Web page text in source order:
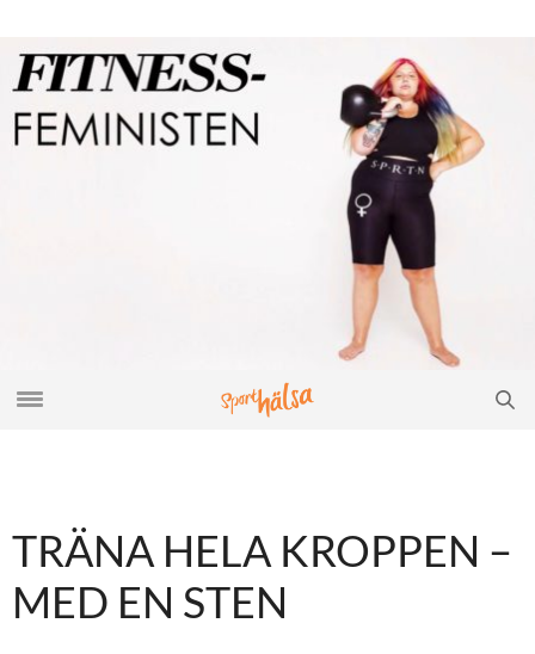
TRÄNA HELA KROPPEN –
MED EN STEN